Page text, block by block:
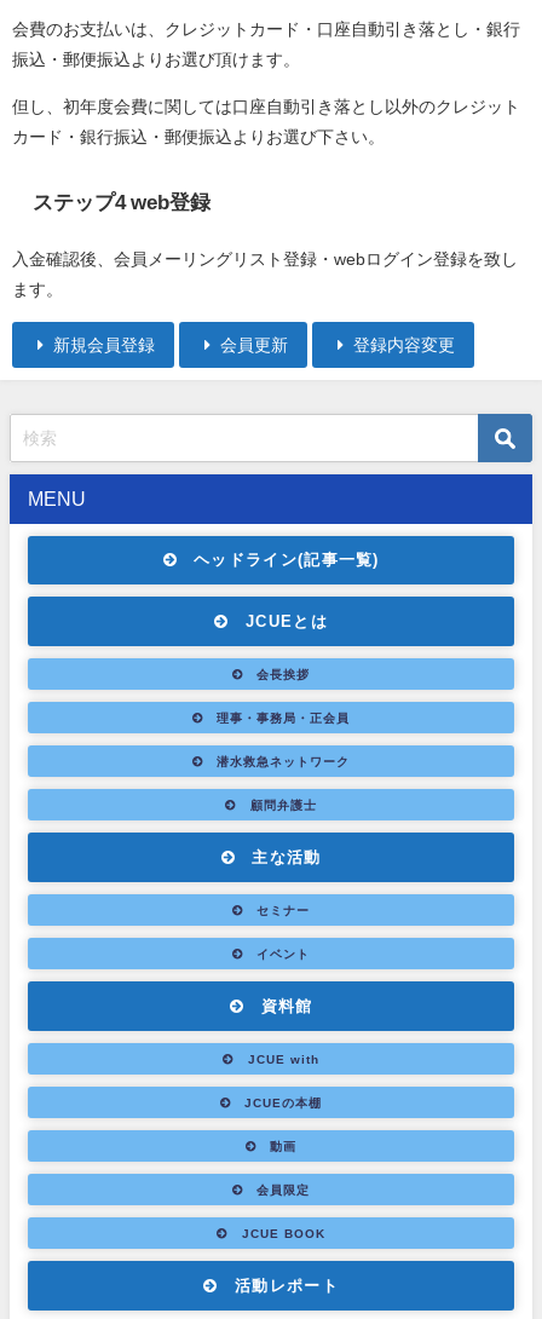
会費のお支払いは、クレジットカード・口座自動引き落とし・銀行
振込・郵便振込よりお選び頂けます。
但し、初年度会費に関しては口座自動引き落とし以外のクレジット
カード・銀行振込・郵便振込よりお選び下さい。
ステップ4 web登録
入金確認後、会員メーリングリスト登録・webログイン登録を致し
ます。
新規会員登録 会員更新 登録内容変更
MENU
ヘッドライン(記事一覧)
JCUEとは
会長挨拶
理事・事務局・正会員
潜水救急ネットワーク
顧問弁護士
主な活動
セミナー
イベント
資料館
JCUE with
JCUEの本棚
動画
会員限定
JCUE BOOK
活動レポート